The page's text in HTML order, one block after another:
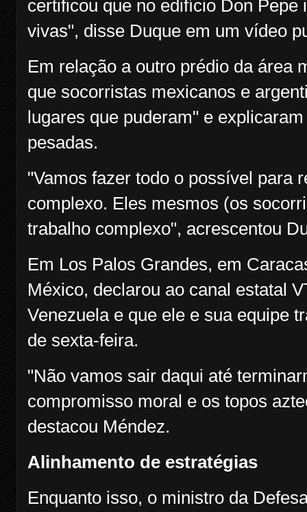
certificou que no edifício Don
vivas", disse Duque em um vídeo
Em relação a outro prédio da área
que socorristas mexicanos e
lugares que puderam" e
pesadas.
"Vamos fazer todo o possível para
complexo. Eles mesmos (os
trabalho complexo", acrescentou
Em Los Palos Grandes, em
México, declarou ao canal estatal
Venezuela e que ele e sua equipe
de sexta-feira.
"Não vamos sair daqui até
compromisso moral e os topos
destacou Méndez.
Alinhamento de estratégias
Enquanto isso, o ministro da